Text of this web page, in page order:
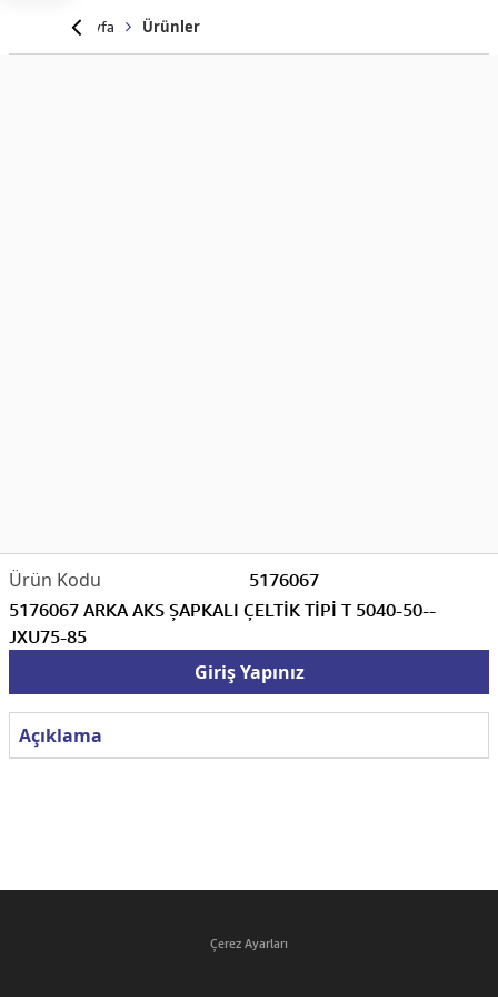
Anasayfa Ürünler
5176067
5176067 ARKA AKS ŞAPKALI ÇELTİK TİPİ T 5040-50--
JXU75-85
Giriş Yapınız
Açıklama
Çerez Ayarları